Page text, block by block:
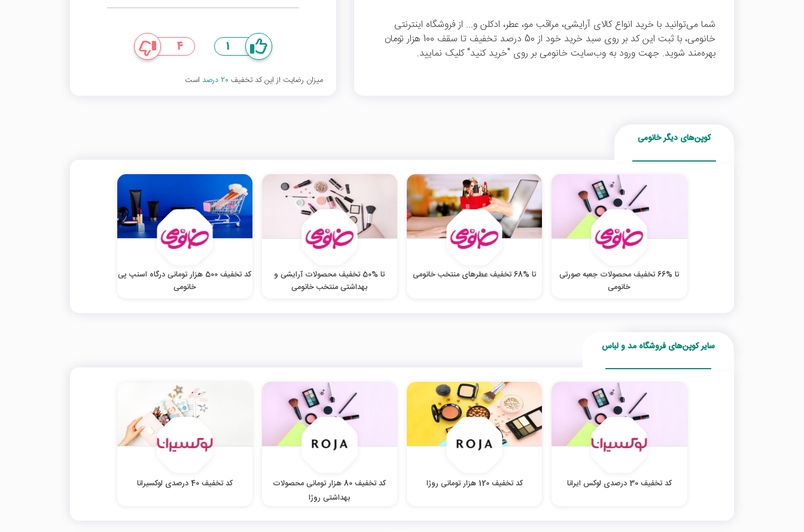
شما می‌توانید با خرید انواع کالای آرایشی، مراقب مو، عطر، ادکلن و... از فروشگاه اینترنتی
خانومی، با ثبت این کد بر روی سبد خرید خود از 50 درصد تخفیف تا سقف 100 هزار تومان
بهره‌مند شوید. جهت ورود به وب‌سایت خانومی بر روی "خرید کنید" کلیک نمایید.
1
4
میزان رضایت از این کد تخفیف 20 درصد است
کوپن‌های دیگر خانومی
تا %66 تخفیف محصولات جعبه صورتی
خانومی
تا %68 تخفیف عطرهای منتخب خانومی
تا %50 تخفیف محصولات آرایشی و
بهداشتی منتخب خانومی
کد تخفیف 500 هزار تومانی درگاه اسنپ پی
خانومی
سایر کوپن‌های فروشگاه مد و لباس
کد تخفیف 30 درصدی لوکس ایرانا کد تخفیف 120 هزار تومانی روژا
کد تخفیف 80 هزار تومانی محصولات
بهداشتی روژا
کد تخفیف 40 درصدی لوکسیرانا